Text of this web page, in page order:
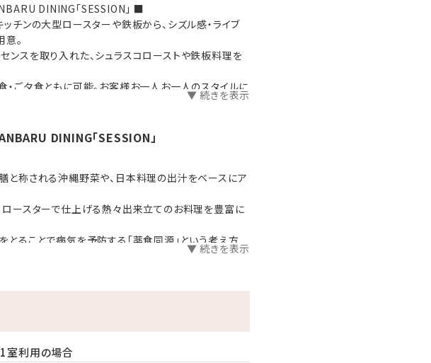
お願いしております。
み）
DINING「SESSION」 ■
チンの大型ロースターや鉄板から、シズル感・ライブ
。
ンスを取り入れた、シュラスコローストや鉄板料理を
・ご夕食ともに可能。お客様お一人お一人のスタイルに
代：2970円(税込)
おひとり様1650円（税込）でお申込みいただけます。
21:30(LO21:00)
▼ 続きを表示
DINING「SESSION」
と称される沖縄野菜や、日本料理の出汁をベースにア
ロースターで仕上げる熱々出来立てのお料理を豊富に
とることで病気を予防する「薬食同源」という考え方
▼ 続きを表示
室利用の場合